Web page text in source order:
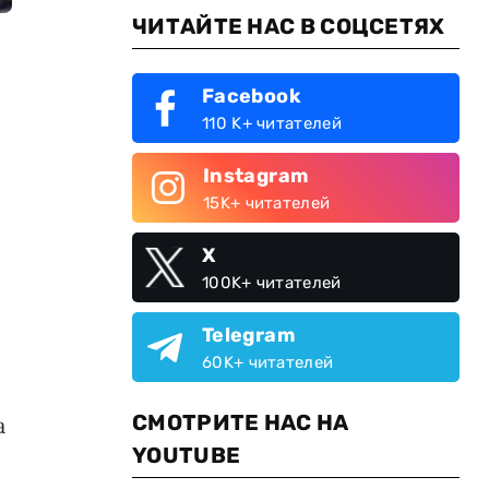
ЧИТАЙТЕ НАС В СОЦСЕТЯХ
Facebook
110 K+ читателей
Instagram
15K+ читателей
X
100K+ читателей
Telegram
60K+ читателей
СМОТРИТЕ НАС НА
YOUTUBE